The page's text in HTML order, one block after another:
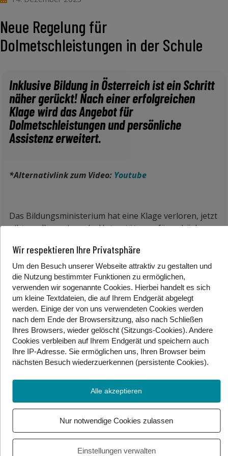
Neue Regelung für
Dolmetschleistungen in der Schule
Inklusive Bildung in Österreich ist ein Schritt
näher gerückt! Nach einer erfolgreichen
Klage wird das Angebot für
Dolmetschleistungen und persönliche
Assistenz erweitert.
*Alternativlink zum Video: Youtube
Das Bildungsministerium hat eine Klage verloren, jetzt
gibt es allgemein mehr Unterstützung für gehörlose
Es gibt hier einige Neuerungen:
Dolmetschleistungen werden jetzt erweitert und
anders beantragt. Jetzt werden
Dolmetschleistungen für schwerhörige und
gehörlose Schüler:innen und Studierenden
gewährt. Zuerst wird festgestellt, wie hoch der
Bedarf und damit wie viele Stunden benötigt sind.
Das Bundesinstitut für Gehörlosenbildung (BIG)
kann dabei helfen. Die Dolmetschkosten werden
Antrag wird von den Erziehungsberechtigten
über die Schule an die Bildungsbehörden gestellt.
Studierenden stellen den Antrag an die
Pädagogischen Hochschulen selbst.
Persönliche Assistenz für Schüler:innen mit
Wir respektieren Ihre Privatsphäre
Um den Besuch unserer Webseite attraktiv zu gestalten und
die Nutzung bestimmter Funktionen zu ermöglichen,
verwenden wir sogenannte Cookies. Hierbei handelt es sich
um kleine Textdateien, die auf Ihrem Endgerät abgelegt
werden. Einige der von uns verwendeten Cookies werden
nach dem Ende der Browsersitzung, also nach Schließen
Ihres Browsers, wieder gelöscht (Sitzungs-Cookies). Andere
Cookies verbleiben auf Ihrem Endgerät und speichern auch
Ihre IP-Adresse. Sie ermöglichen uns, Ihren Browser beim
nächsten Besuch wiederzuerkennen (persistente Cookies).
Alle akzeptieren
Nur notwendige Cookies zulassen
Einstellungen verwalten